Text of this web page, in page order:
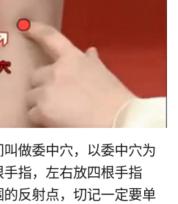
做委中穴，以委中穴为
指，左右放四根手指
反射点，切记一定要单